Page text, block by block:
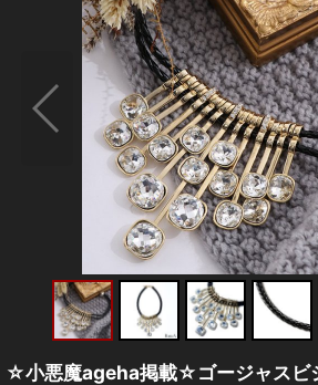
☆小悪魔ageha掲載☆ゴージャス